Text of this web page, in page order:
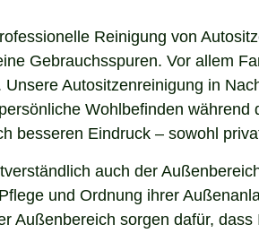
Reinigung von
Gebrauchsspuren. Vor allem
Autositzenreinigung in
Wohlbefinden
besseren Eindruck – sowohl
auch der
und Ordnung ihrer
Außenbereich sorgen dafür,